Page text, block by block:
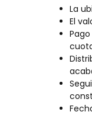
La
El